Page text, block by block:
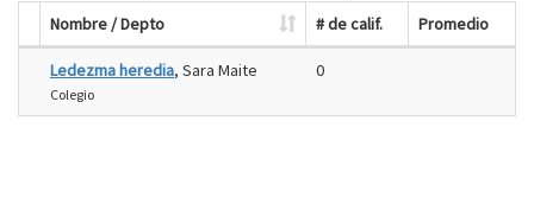
Nombre / Depto # de calif. Promedio
Ledezma heredia, Sara Maite
Colegio
0